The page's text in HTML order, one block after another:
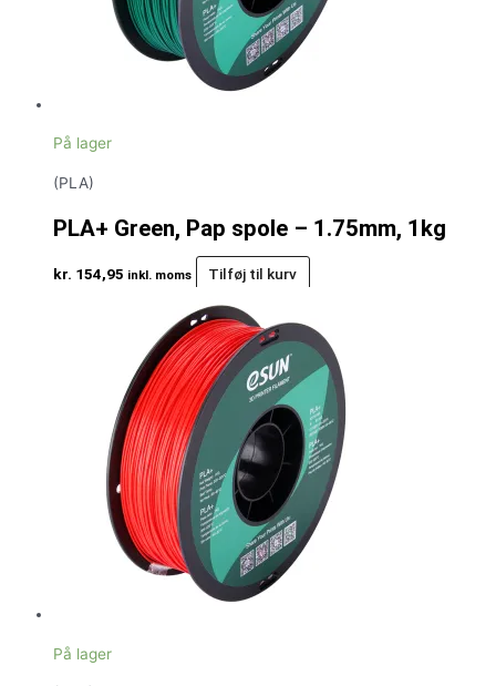
På lager
(PLA)
PLA+ Green, Pap spole – 1.75mm, 1kg
kr. 154,95 inkl. moms Tilføj til kurv
På lager